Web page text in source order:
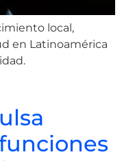
local,
en Latinoamérica